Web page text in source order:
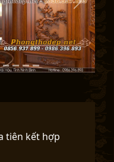
N
t
tiên kết hợp